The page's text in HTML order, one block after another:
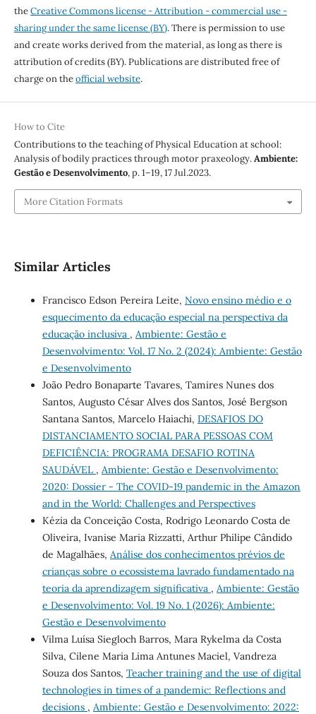
theCreative Commons license - Attribution - commercial use -
sharing under the same license (BY). There is permission to use
and create works derived from the material, as long as there is
attribution of credits (BY). Publications are distributed free of
charge on theofficial website.
How to Cite
Contributions to the teaching of Physical Education at school:
Analysis of bodily practices through motor praxeology.Ambiente:
Gestão e Desenvolvimento, p. 1–19, 17 Jul.2023.
More Citation Formats
Similar Articles
Francisco Edson Pereira Leite, Novo ensino médio e o
esquecimento da educação especial na perspectiva da
educação inclusiva , Ambiente: Gestão e
Desenvolvimento: Vol. 17 No. 2 (2024): Ambiente: Gestão
e Desenvolvimento
João Pedro Bonaparte Tavares, Tamires Nunes dos
Santos, Augusto César Alves dos Santos, José Bergson
Santana Santos, Marcelo Haiachi, DESAFIOS DO
DISTANCIAMENTO SOCIAL PARA PESSOAS COM
DEFICIÊNCIA: PROGRAMA DESAFIO ROTINA
SAUDÁVEL , Ambiente: Gestão e Desenvolvimento:
2020: Dossier - The COVID-19 pandemic in the Amazon
and in the World: Challenges and Perspectives
Kézia da Conceição Costa, Rodrigo Leonardo Costa de
Oliveira, Ivanise Maria Rizzatti, Arthur Philipe Cândido
de Magalhães, Análise dos conhecimentos prévios de
crianças sobre o ecossistema lavrado fundamentado na
teoria da aprendizagem significativa , Ambiente: Gestão
e Desenvolvimento: Vol. 19 No. 1 (2026): Ambiente:
Gestão e Desenvolvimento
Vilma Luísa Siegloch Barros, Mara Rykelma da Costa
Silva, Cilene Maria Lima Antunes Maciel, Vandreza
Souza dos Santos, Teacher training and the use of digital
technologies in times of a pandemic: Reflections and
decisions , Ambiente: Gestão e Desenvolvimento: 2022: